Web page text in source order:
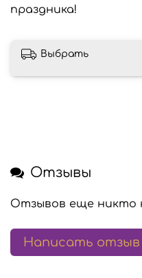
праздника!
Выбрать
Отзывы
Отзывов еще никто
Написать отзыв